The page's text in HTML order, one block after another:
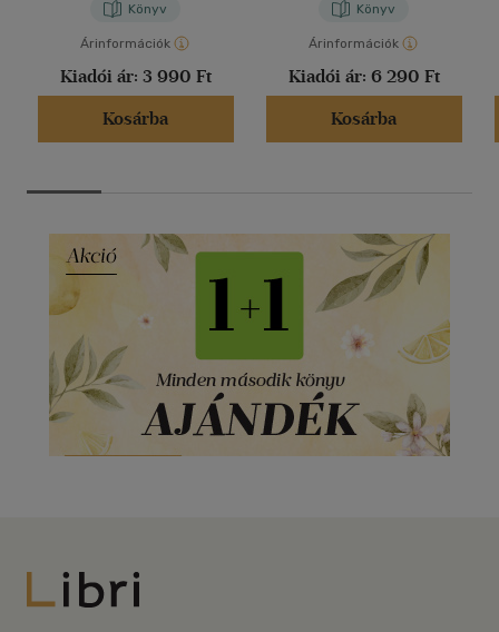
Könyv
Árinformációk
Kiadói ár: 3 990 Ft
Kosárba
Könyv
Árinformációk
Kiadói ár: 6 290 Ft
Kosárba
Libri